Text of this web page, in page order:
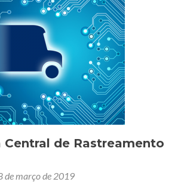
Central de Rastreamento
de março de 2019